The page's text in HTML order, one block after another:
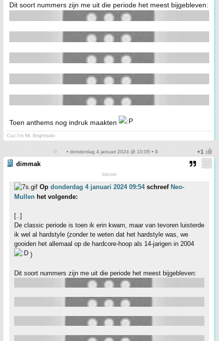
Dit soort nummers zijn me uit die periode het meest bijgebleven:
Toen anthems nog indruk maakten
Cuz I'm Mr. Brightside
• donderdag 4 januari 2024 @ 10:05 • 9
dimmak
bitcoin
Op donderdag 4 januari 2024 09:54schreef Neo-
Mullen het volgende:
[..]
De classic periode is toen ik erin kwam, maar van tevoren luisterde
ik wel al hardstyle (zonder te weten dat het hardstyle was, we
gooiden het allemaal op de hardcore-hoop als 14-jarigen in 2004
)
Dit soort nummers zijn me uit die periode het meest bijgebleven: